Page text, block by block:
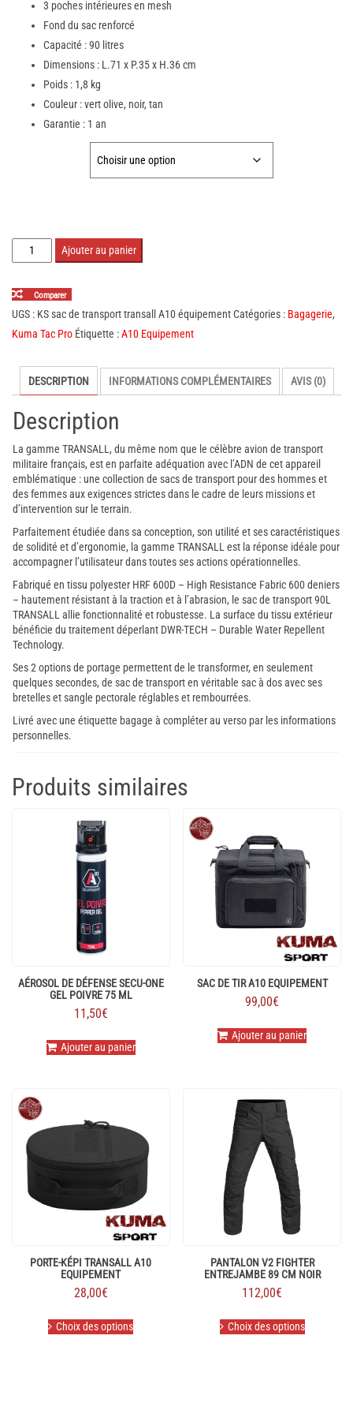
3 poches intérieures en mesh
Fond du sac renforcé
Capacité : 90 litres
Dimensions : L.71 x P.35 x H.36 cm
Poids : 1,8 kg
Couleur : vert olive, noir, tan
Garantie : 1 an
quantité
de
Sac
A10
Equipement
Ajouter au panier
Comparer
UGS : KS sac de transport transall A10 équipementCatégories : Bagagerie,
Kuma Tac Pro Étiquette :A10 Equipement
DESCRIPTION INFORMATIONS COMPLÉMENTAIRES AVIS (0)
Description
La gamme TRANSALL, du même nom que le célèbre avion de transport
militaire français, est en parfaite adéquation avec l’ADN de cet appareil
emblématique : une collection de sacs de transport pour des hommes et
des femmes aux exigences strictes dans le cadre de leurs missions et
d’intervention sur le terrain.
Parfaitement étudiée dans sa conception, son utilité et ses caractéristiques
de solidité et d’ergonomie, la gamme TRANSALL est la réponse idéale pour
accompagner l’utilisateur dans toutes ses actions opérationnelles.
Fabriqué en tissu polyester HRF 600D – High Resistance Fabric 600 deniers
– hautement résistant à la traction et à l’abrasion, le sac de transport 90L
TRANSALL allie fonctionnalité et robustesse. La surface du tissu extérieur
bénéficie du traitement déperlant DWR-TECH – Durable Water Repellent
Technology.
Ses 2 options de portage permettent de le transformer, en seulement
quelques secondes, de sac de transport en véritable sac à dos avec ses
bretelles et sangle pectorale réglables et rembourrées.
Livré avec une étiquette bagage à compléter au verso par les informations
personnelles.
Produits similaires
AÉROSOL DE DÉFENSE SECU-ONE
GEL POIVRE 75 ML
11,50€
Ajouter au panier
SAC DE TIR A10 EQUIPEMENT
99,00€
Ajouter au panier
PORTE-KÉPI TRANSALL A10
EQUIPEMENT
28,00€
Choix des optionsproduit
PANTALON V2 FIGHTER
ENTREJAMBE 89 CM NOIR
112,00€
Choix des optionsproduit